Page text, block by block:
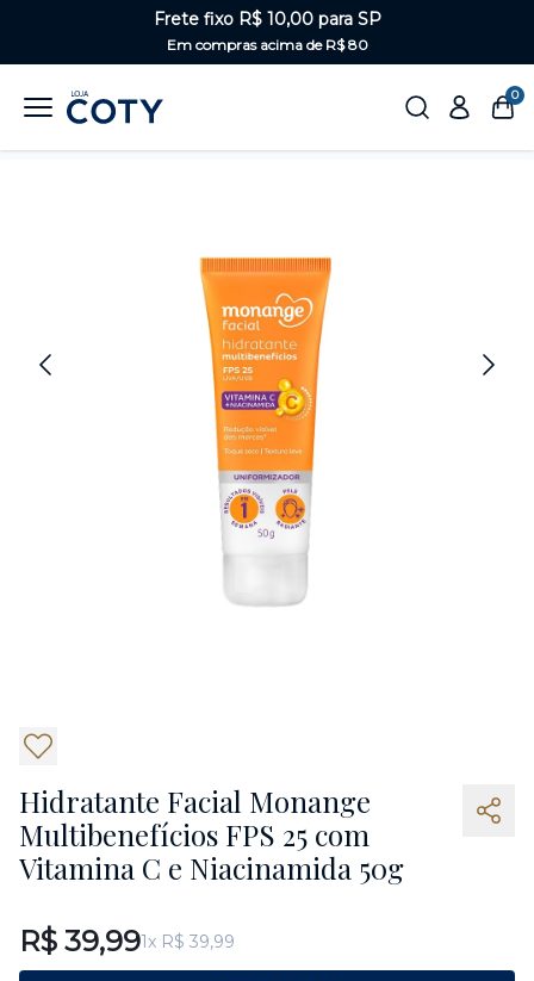
Frete fixo R$ 10,00 para SP
Em compras acima de R$ 80
0
Hidratante Facial Monange
Multibenefícios FPS 25 com
Vitamina C e Niacinamida 50g
R$ 39,991x R$ 39,99